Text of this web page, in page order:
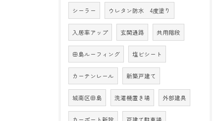
シーラー ウレタン防水 4度塗り
入居率アップ 玄関通路 共用階段
田島ルーフィング 塩ビシート
カーテンレール 新築戸建て
城南区田島 洗濯機置き場 外部建具